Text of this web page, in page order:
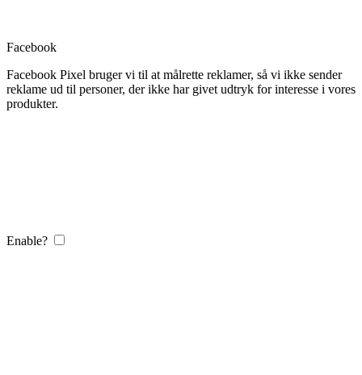
Facebook
Facebook Pixel bruger vi til at målrette reklamer, så vi ikke sender
reklame ud til personer, der ikke har givet udtryk for interesse i vores
produkter.
Enable?